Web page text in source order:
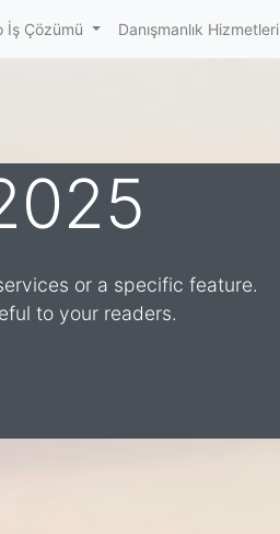
İş Çözümü Danışmanlık Hizmetleri
or a specific feature.
to your readers.